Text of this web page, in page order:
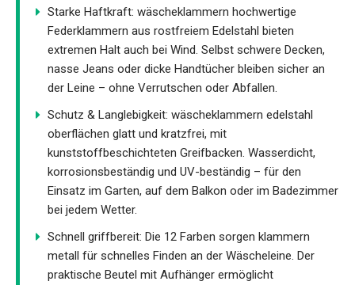
Starke Haftkraft: wäscheklammern hochwertige
Federklammern aus rostfreiem Edelstahl bieten
extremen Halt auch bei Wind. Selbst schwere Decken,
nasse Jeans oder dicke Handtücher bleiben sicher an
der Leine – ohne Verrutschen oder Abfallen.
Schutz & Langlebigkeit: wäscheklammern edelstahl
oberflächen glatt und kratzfrei, mit
kunststoffbeschichteten Greifbacken. Wasserdicht,
korrosionsbeständig und UV-beständig – für den
Einsatz im Garten, auf dem Balkon oder im Badezimmer
bei jedem Wetter.
Schnell griffbereit: Die 12 Farben sorgen klammern
metall für schnelles Finden an der Wäscheleine. Der
praktische Beutel mit Aufhänger ermöglicht